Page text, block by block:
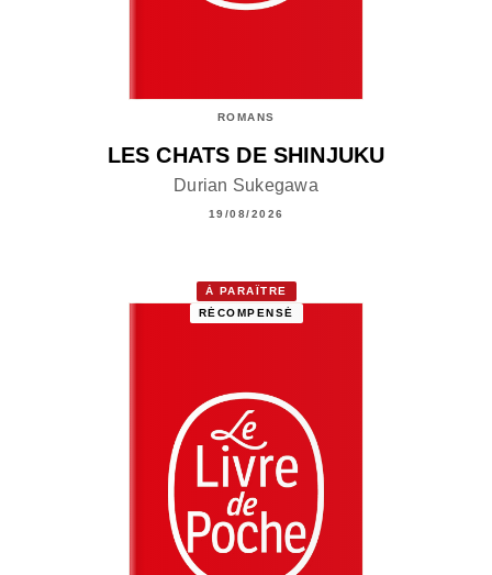
ROMANS
LES CHATS DE SHINJUKU
Durian Sukegawa
19/08/2026
À PARAÎTRE
RÉCOMPENSÉ